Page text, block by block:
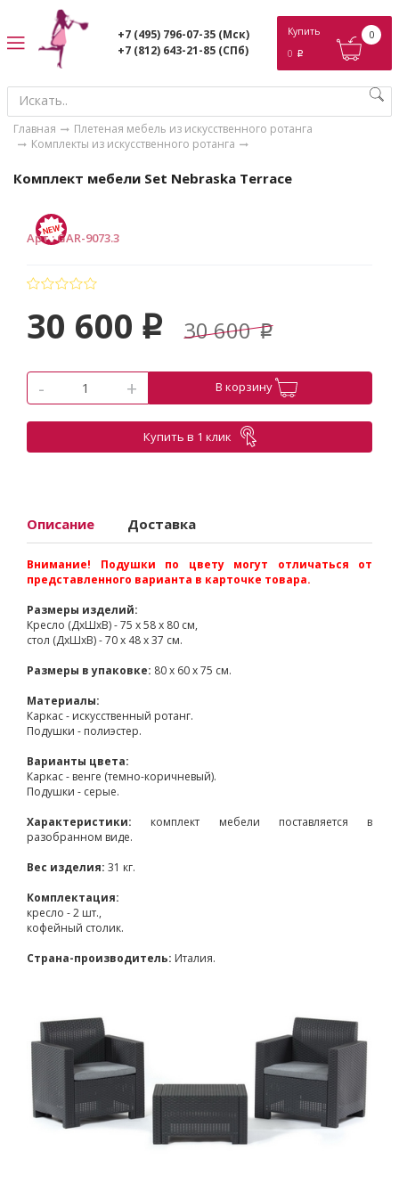
+7 (495) 796-07-35 (Мск)
+7 (812) 643-21-85 (СПб)
Купить
0 p
0
Главная
Плетеная мебель из искусственного ротанга
Комплекты из искусственного ротанга
Комплект мебели Set Nebraska Terrace
Арт.:GAR-9073.3
30 600 p 30 600 p
- + В корзину
Купить в 1 клик
Описание Доставка
Внимание! Подушки по цвету могут отличаться от
представленного варианта в карточке товара.
Размеры изделий:
Кресло (ДхШхВ) - 75 х 58 х 80 см,
стол (ДхШхВ) - 70 х 48 х 37 см.
Размеры в упаковке: 80 x 60 x 75 см.
Материалы:
Каркас - искусственный ротанг.
Подушки - полиэстер.
Варианты цвета:
Каркас - венге (темно-коричневый).
Подушки - серые.
Характеристики: комплект мебели поставляется в
разобранном виде.
Вес изделия: 31 кг.
Комплектация:
кресло - 2 шт.,
кофейный столик.
Страна-производитель: Италия.